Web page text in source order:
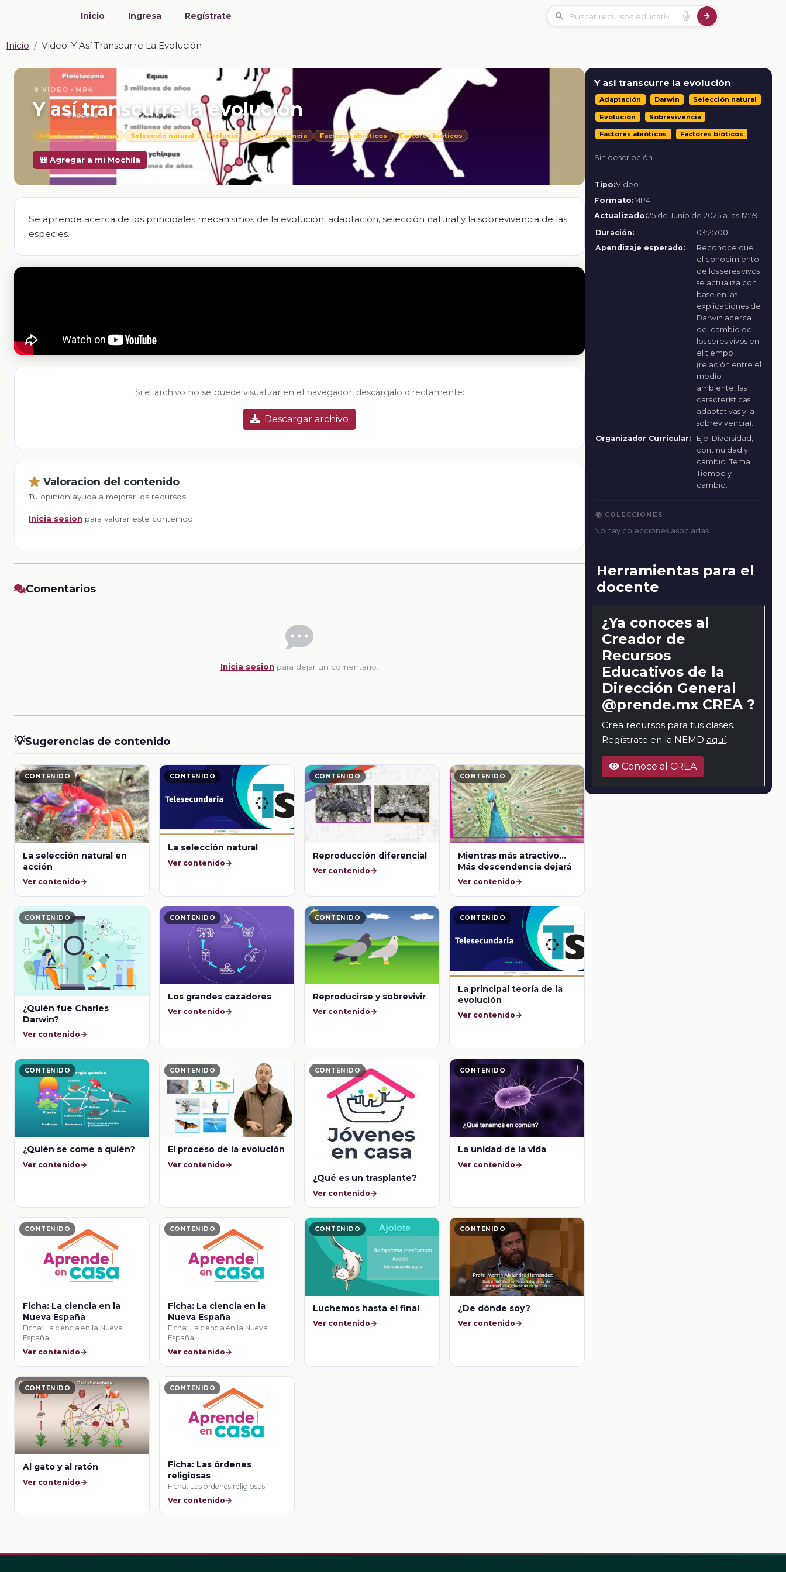
Inicio Ingresa Regístrate
Inicio Video: Y Así Transcurre La Evolución
📎 VIDEO · MP4
Y así transcurre la evolución
Adaptación Darwin Selección natural Evolución Sobrevivencia Factores abióticos Factores bióticos
🎒 Agregar a mi Mochila Descargar
Se aprende acerca de los principales mecanismos de la evolución: adaptación, selección natural y la sobrevivencia de las
especies.
Si el archivo no se puede visualizar en el navegador, descárgalo directamente:
Descargar archivo
Valoracion del contenido
Tu opinion ayuda a mejorar los recursos
Inicia sesion para valorar este contenido.
Comentarios
Inicia sesion para dejar un comentario.
💡Sugerencias de contenido
CONTENIDO
La selección natural en
acción
Ver contenido
CONTENIDO
La selección natural
Ver contenido
CONTENIDO
Reproducción diferencial
Ver contenido
CONTENIDO
Mientras más atractivo...
Más descendencia dejará
Ver contenido
CONTENIDO
¿Quién fue Charles
Darwin?
Ver contenido
CONTENIDO
Los grandes cazadores
Ver contenido
CONTENIDO
Reproducirse y sobrevivir
Ver contenido
CONTENIDO
La principal teoría de la
evolución
Ver contenido
CONTENIDO
¿Quién se come a quién?
Ver contenido
CONTENIDO
El proceso de la evolución
Ver contenido
CONTENIDO
¿Qué es un trasplante?
Ver contenido
CONTENIDO
La unidad de la vida
Ver contenido
CONTENIDO
Ficha: La ciencia en la
Nueva España
Ficha: La ciencia en la Nueva
España
Ver contenido
CONTENIDO
Ficha: La ciencia en la
Nueva España
Ficha: La ciencia en la Nueva
España
Ver contenido
CONTENIDO
Luchemos hasta el final
Ver contenido
CONTENIDO
¿De dónde soy?
Ver contenido
CONTENIDO
Al gato y al ratón
Ver contenido
CONTENIDO
Ficha: Las órdenes
religiosas
Ficha: Las órdenes religiosas
Ver contenido
Y así transcurre la evolución
Adaptación Darwin Selección natural
Evolución Sobrevivencia
Factores abióticos Factores bióticos
Sin descripción
Tipo:Video
Formato:MP4
Actualizado:25 de Junio de 2025 a las 17:59
Duración:
03:25:00
Apendizaje esperado:
Reconoce que
el conocimiento
de los seres vivos
se actualiza con
base en las
explicaciones de
Darwin acerca
del cambio de
los seres vivos en
el tiempo
(relación entre el
medio
ambiente, las
características
adaptativas y la
sobrevivencia).
Organizador Curricular:
Eje: Diversidad,
continuidad y
cambio. Tema:
Tiempo y
cambio.
📚 COLECCIONES
No hay colecciones asociadas.
Herramientas para el
docente
¿Ya conoces al
Creador de
Recursos
Educativos de la
Dirección General
@prende.mx CREA ?
Crea recursos para tus clases.
Regístrate en la NEMD aquí.
Conoce al CREA